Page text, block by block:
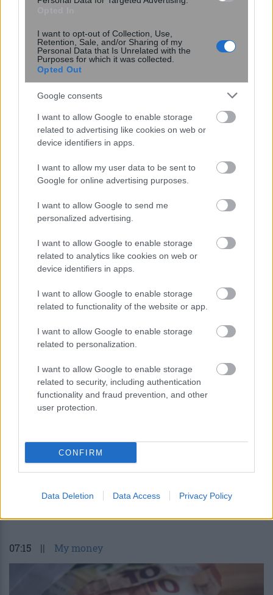
I want to opt-out of Collection, Use,
Retention, Sale, and/or Sharing of my
Personal Data that Is Unrelated with the
Purposes for which it was collected.
Opted Out
Google consents
I want to allow Google to enable storage
related to advertising like cookies on web or
device identifiers in apps.
I want to allow my user data to be sent to
Google for online advertising purposes.
I want to allow Google to send me
personalized advertising.
I want to allow Google to enable storage
related to analytics like cookies on web or
device identifiers in apps.
I want to allow Google to enable storage
related to functionality of the website or app.
I want to allow Google to enable storage
related to personalization.
I want to allow Google to enable storage
related to security, including authentication
functionality and fraud prevention, and other
user protection.
CONFIRM
Data Deletion Data Access Privacy Policy
Δύο στρώσεις βορίου μπορεί να
καταρρίψουν το ρεκόρ
υπεραγωγιμότητας
Η OpenAI βάζει φρένο σε νέο μοντέλο
λόγω ισχυρών δυνατοτήτων
κυβερνοασφάλειας
περισσότερα
07:15 || My money